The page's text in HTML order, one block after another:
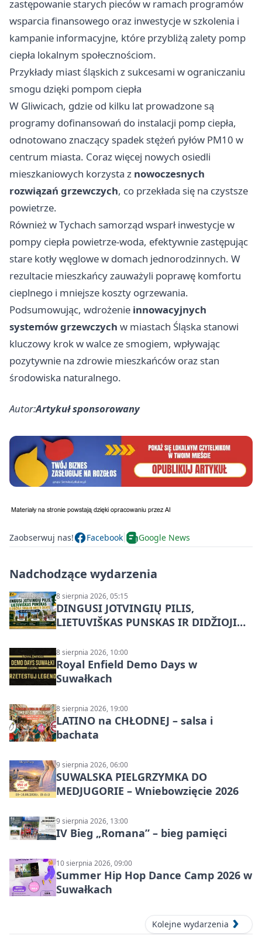
zastępowanie starych pieców w ramach programów
wsparcia finansowego oraz inwestycje w szkolenia i
kampanie informacyjne, które przybliżą zalety pomp
ciepła lokalnym społecznościom.
Przykłady miast śląskich z sukcesami w ograniczaniu
smogu dzięki pompom ciepła
W Gliwicach, gdzie od kilku lat prowadzone są
programy dofinansowań do instalacji pomp ciepła,
odnotowano znaczący spadek stężeń pyłów PM10 w
centrum miasta. Coraz więcej nowych osiedli
mieszkaniowych korzysta z nowoczesnych
rozwiązań grzewczych, co przekłada się na czystsze
powietrze.
Również w Tychach samorząd wsparł inwestycje w
pompy ciepła powietrze-woda, efektywnie zastępując
stare kotły węglowe w domach jednorodzinnych. W
rezultacie mieszkańcy zauważyli poprawę komfortu
cieplnego i mniejsze koszty ogrzewania.
Podsumowując, wdrożenie innowacyjnych
systemów grzewczych w miastach Śląska stanowi
kluczowy krok w walce ze smogiem, wpływając
pozytywnie na zdrowie mieszkańców oraz stan
środowiska naturalnego.
Autor:Artykuł sponsorowany
Zaobserwuj nas! Facebook Google News
Nadchodzące wydarzenia
8 sierpnia 2026, 05:15
DINGUSI JOTVINGIŲ PILIS,
LIETUVIŠKAS PUNSKAS IR DIDŽIOJI
DZŪKIJOS – jednodienė kelionė
8 sierpnia 2026, 10:00
Royal Enfield Demo Days w
Suwałkach
8 sierpnia 2026, 19:00
LATINO na CHŁODNEJ – salsa i
bachata
9 sierpnia 2026, 06:00
SUWALSKA PIELGRZYMKA DO
MEDJUGORIE – Wniebowzięcie 2026
9 sierpnia 2026, 13:00
IV Bieg „Romana” – bieg pamięci
10 sierpnia 2026, 09:00
Summer Hip Hop Dance Camp 2026 w
Suwałkach
Kolejne wydarzenia